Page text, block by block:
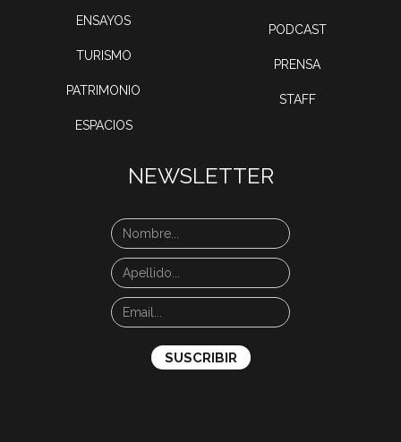
ENSAYOS
TURISMO
PATRIMONIO
ESPACIOS
PODCAST
PRENSA
STAFF
NEWSLETTER